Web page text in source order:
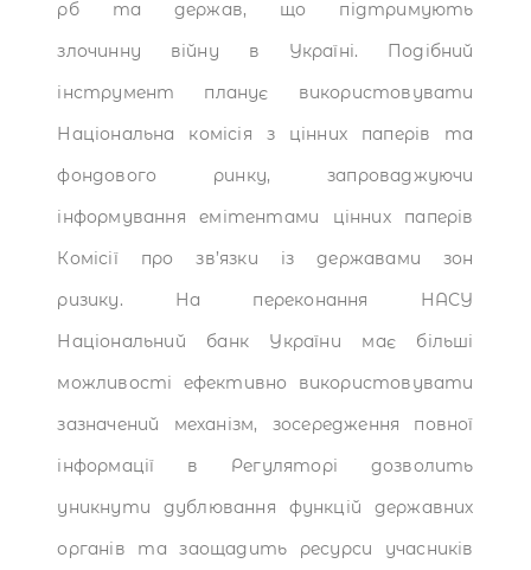
рб та держав, що підтримують
злочинну війну в Україні. Подібний
інструмент планує використовувати
Національна комісія з цінних паперів та
фондового ринку, запроваджуючи
інформування емітентами цінних паперів
Комісії про зв’язки із державами зон
ризику. На переконання НАСУ
Національний банк України має більші
можливості ефективно використовувати
зазначений механізм, зосередження повної
інформації в Регуляторі дозволить
уникнути дублювання функцій державних
органів та заощадить ресурси учасників